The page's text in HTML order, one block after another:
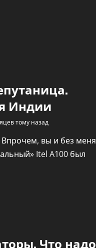
Индии
тому назад
вы и без меня
Itel A100 был
Что надо